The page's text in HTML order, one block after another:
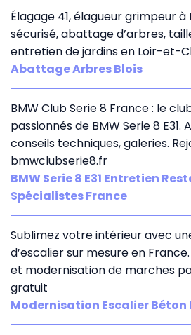
Élagage 41, élagueur grimpeur
sécurisé, abattage d’arbres,
entretien de jardins en Loir-et-
Abattage Arbres Blois
BMW Club Serie 8 France : le
passionnés de BMW Serie 8 E31.
conseils techniques, galeries.
bmwclubserie8.fr
BMW Serie 8 E31 Entretien
Spécialistes France
Sublimez votre intérieur avec
d’escalier sur mesure en
et modernisation de marches
gratuit
Modernisation Escalier Béton